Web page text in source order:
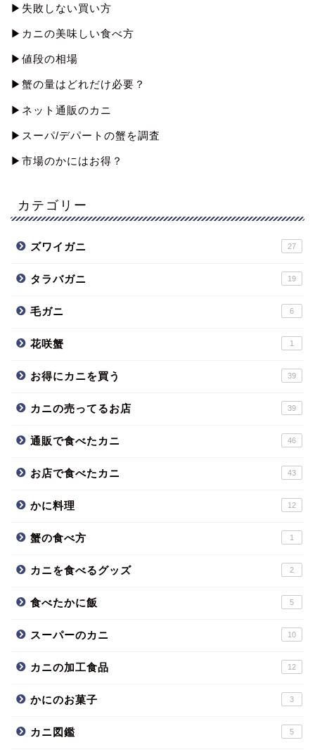
▶︎失敗しない買い方
▶︎カニの美味しい食べ方
▶︎値段の相場
▶︎蟹の量はどれだけ必要？
▶︎ネット通販のカニ
▶︎スーパ/デパートの蟹を調査
▶︎市場のかにはお得？
カテゴリー
ズワイガニ 27
タラバガニ 19
毛ガニ 6
花咲蟹 1
お得にカニを買う 39
カニの売ってるお店 39
通販で食べたカニ 46
お店で食べたカニ 43
かに料理 12
蟹の食べ方 1
カニを食べるグッズ 2
食べたかに飯 5
スーパーのカニ 10
カニの加工食品 12
かにのお菓子 3
カニ図鑑 5